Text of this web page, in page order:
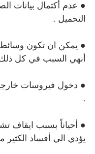
● عدم أكتمال بيانات
التحميل .
● يمكن ان تكون وسائط
أنهي السبب في كل
● دخول فيروسات
.
● أحياناً بسبب ايقاف
يؤدي الي أفساد الكثير